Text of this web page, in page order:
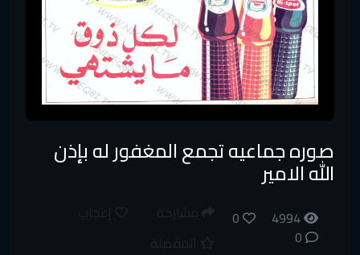
صوره جماعيه تجمع المغفور له بإذن
الله الامير
4994
0
0